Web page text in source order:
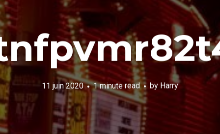
11 juin 2020 1 minute read by Harry